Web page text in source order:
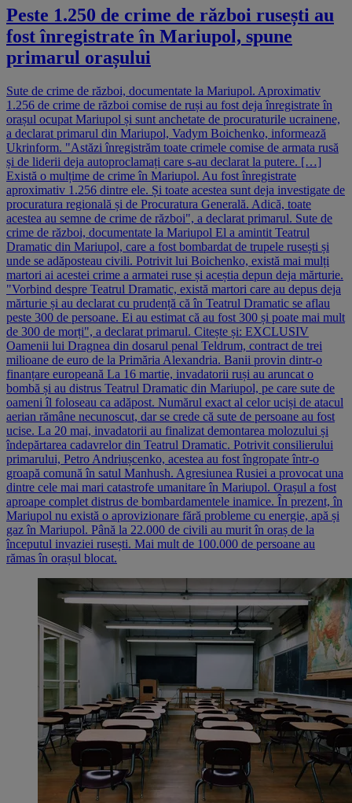
Peste 1.250 de crime de război rusești au
fost înregistrate în Mariupol, spune
primarul orașului
Sute de crime de război, documentate la Mariupol. Aproximativ
1.256 de crime de război comise de ruși au fost deja înregistrate în
orașul ocupat Mariupol și sunt anchetate de procuraturile ucrainene,
a declarat primarul din Mariupol, Vadym Boichenko, informează
Ukrinform. "Astăzi înregistrăm toate crimele comise de armata rusă
și de liderii deja autoproclamați care s-au declarat la putere. […]
Există o mulțime de crime în Mariupol. Au fost înregistrate
aproximativ 1.256 dintre ele. Și toate acestea sunt deja investigate de
procuratura regională și de Procuratura Generală. Adică, toate
acestea au semne de crime de război", a declarat primarul. Sute de
crime de război, documentate la Mariupol El a amintit Teatrul
Dramatic din Mariupol, care a fost bombardat de trupele rusești și
unde se adăposteau civili. Potrivit lui Boichenko, există mai mulți
martori ai acestei crime a armatei ruse și aceștia depun deja mărturie.
"Vorbind despre Teatrul Dramatic, există martori care au depus deja
mărturie și au declarat cu prudență că în Teatrul Dramatic se aflau
peste 300 de persoane. Ei au estimat că au fost 300 și poate mai mult
de 300 de morți", a declarat primarul. Citește și: EXCLUSIV
Oamenii lui Dragnea din dosarul penal Teldrum, contract de trei
milioane de euro de la Primăria Alexandria. Banii provin dintr-o
finanțare europeană La 16 martie, invadatorii ruși au aruncat o
bombă și au distrus Teatrul Dramatic din Mariupol, pe care sute de
oameni îl foloseau ca adăpost. Numărul exact al celor uciși de atacul
aerian rămâne necunoscut, dar se crede că sute de persoane au fost
ucise. La 20 mai, invadatorii au finalizat demontarea molozului și
îndepărtarea cadavrelor din Teatrul Dramatic. Potrivit consilierului
primarului, Petro Andriușcenko, acestea au fost îngropate într-o
groapă comună în satul Manhush. Agresiunea Rusiei a provocat una
dintre cele mai mari catastrofe umanitare în Mariupol. Orașul a fost
aproape complet distrus de bombardamentele inamice. În prezent, în
Mariupol nu există o aprovizionare fără probleme cu energie, apă și
gaz în Mariupol. Până la 22.000 de civili au murit în oraș de la
începutul invaziei rusești. Mai mult de 100.000 de persoane au
rămas în orașul blocat.